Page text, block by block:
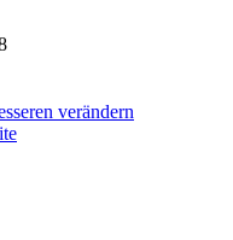
verändern